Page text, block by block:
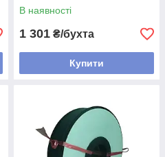
В наявності
1 301 ₴/бухта
Купити